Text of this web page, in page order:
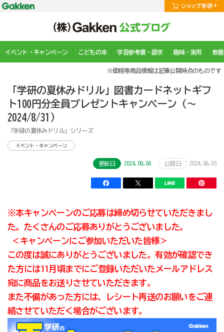
イベント・キャンペーン こどもの本 学習参考書・語学 趣味・実用 教
※価格等商品情報は記事公開時点のものです
「学研の夏休みドリル」図書カードネットギフ
ト100円分全員プレゼントキャンペーン（～
2024/8/31）
「学研の夏休みドリル」シリーズ
イベント・キャンペーン
更新日 2024.09.04 公開日 2024.06.03
※本キャンペーンのご応募は締め切らせていただきまし
た。たくさんのご応募ありがとうございました。
＜キャンペーンにご参加いただいた皆様＞
この度は誠にありがとうございました。有効が確認でき
た方には11月頃までにご登録いただいたメールアドレス
宛に商品をお送りさせていただきます。
また不備があった方には、レシート再送のお願いをご連
絡させていただく場合がございます。